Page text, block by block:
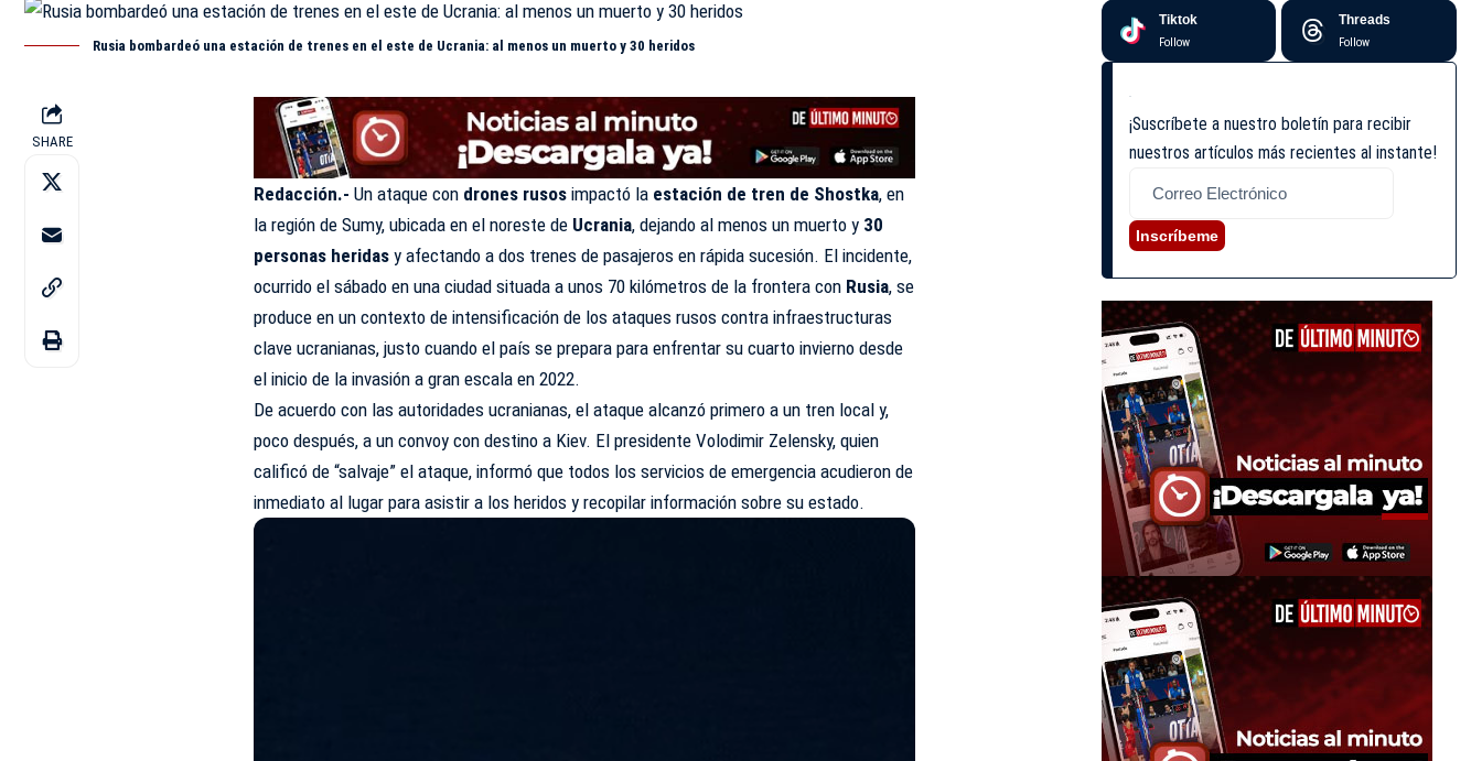
Rusia bombardeó una estación de trenes en el este de Ucrania: al menos un muerto y 30 heridos
SHARE
Redacción.-Un ataque con drones rusos impactó la estación de tren de Shostka, en
la región de Sumy, ubicada en el noreste de Ucrania, dejando al menos un muerto y 30
personas heridas y afectando a dos trenes de pasajeros en rápida sucesión. El incidente,
ocurrido el sábado en una ciudad situada a unos 70 kilómetros de la frontera con Rusia, se
produce en un contexto de intensificación de los ataques rusos contra infraestructuras
clave ucranianas, justo cuando el país se prepara para enfrentar su cuarto invierno desde
el inicio de la invasión a gran escala en 2022.
De acuerdo con las autoridades ucranianas, el ataque alcanzó primero a un tren local y,
poco después, a un convoy con destino a Kiev. El presidente Volodimir Zelensky, quien
calificó de “salvaje” el ataque, informó que todos los servicios de emergencia acudieron de
inmediato al lugar para asistir a los heridos y recopilar información sobre suestado.
Tiktok
Follow
Threads
Follow
¡Suscríbete a nuestro boletín para recibir
nuestros artículos más recientes al instante!
Inscríbeme